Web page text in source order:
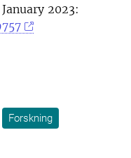
2023:
Forskning